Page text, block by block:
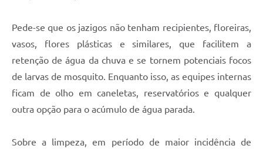
Pede-se que os jazigos não tenham recipientes, floreiras,
vasos, flores plásticas e similares, que facilitem a
retenção de água da chuva e se tornem potenciais focos
de larvas de mosquito. Enquanto isso, as equipes internas
ficam de olho em caneletas, reservatórios e qualquer
outra opção para o acúmulo de água parada.
Sobre a limpeza, em período de maior incidência de